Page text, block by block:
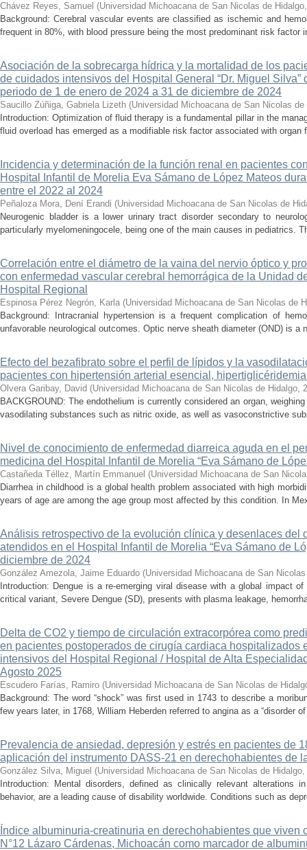
Chávez Reyes, Samuel (Universidad Michoacana de San Nicolas de Hidalgo
Background: Cerebral vascular events are classified as ischemic and
frequent in 80%, with blood pressure being the most predominant risk factor
Asociación de la sobrecarga hídrica y la mortalidad de los
de cuidados intensivos del Hospital General “Dr. Miguel
periodo de 1 de enero de 2024 a 31 de diciembre de 2024
Saucillo Zúñiga, Gabriela Lizeth (Universidad Michoacana de San Nicolas de
Introduction: Optimization of fluid therapy is a fundamental pillar in the
fluid overload has emerged as a modifiable risk factor associated with organ
Incidencia y determinación de la función renal en pacientes
Hospital Infantil de Morelia Eva Sámano de López Mateos
entre el 2022 al 2024
Peñaloza Mora, Dení Erandi (Universidad Michoacana de San Nicolas de
Neurogenic bladder is a lower urinary tract disorder secondary to
particularly myelomeningocele, being one of the main causes in pediatrics.
Correlación entre el diámetro de la vaina del nervio óptico y
con enfermedad vascular cerebral hemorrágica de la Unidad
Hospital Regional
Espinosa Pérez Negrón, Karla (Universidad Michoacana de San Nicolas de
Background: Intracranial hypertension is a frequent complication of
unfavorable neurological outcomes. Optic nerve sheath diameter (OND) is a
Efecto del bezafibrato sobre el perfil de lípidos y la
pacientes con hipertensión arterial esencial,
Olvera Garibay, David (Universidad Michoacana de San Nicolas de Hidalgo,
BACKGROUND: The endothelium is currently considered an organ,
vasodilating substances such as nitric oxide, as well as vasoconstrictive
Nivel de conocimiento de enfermedad diarreica aguda en el
medicina del Hospital Infantil de Morelia “Eva Sámano de
Castañeda Téllez, Martín Emmanuel (Universidad Michoacana de San
Diarrhea in childhood is a global health problem associated with high
years of age are among the age group most affected by this condition. In
Análisis retrospectivo de la evolución clínica y desenlaces del
atendidos en el Hospital Infantil de Morelia “Eva Sámano de
diciembre de 2024
González Amezola, Jaime Eduardo (Universidad Michoacana de San
Introduction: Dengue is a re-emerging viral disease with a global impact
critical variant, Severe Dengue (SD), presents with plasma leakage,
Delta de CO2 y tiempo de circulación extracorpórea como
en pacientes postoperados de cirugía cardiaca hospitalizados
intensivos del Hospital Regional / Hospital de Alta
Agosto 2025
Escudero Farías, Ramiro (Universidad Michoacana de San Nicolas de
Background: The word “shock” was first used in 1743 to describe a
few years later, in 1768, William Heberden referred to angina as a “disorder
Prevalencia de ansiedad, depresión y estrés en pacientes de
aplicación del instrumento DASS-21 en derechohabientes de
González Silva, Miguel (Universidad Michoacana de San Nicolas de Hidalgo,
Introduction: Mental disorders, defined as clinically relevant alterations
behavior, are a leading cause of disability worldwide. Conditions such as
Índice albuminuria-creatinuria en derechohabientes que viven
N°12 Lázaro Cárdenas, Michoacán como marcador de